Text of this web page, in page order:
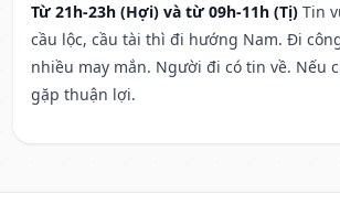
Từ 21h-23h (Hợi) và từ 09h-11h (Tị) Tin
cầu lộc, cầu tài thì đi hướng Nam. Đi
nhiều may mắn. Người đi có tin về. Nếu
gặp thuận lợi.